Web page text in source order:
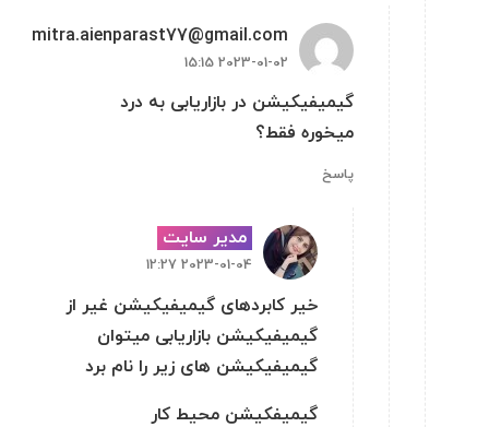
mitra.aienparast77@gmail.com
2023-01-02 15:15
گیمیفیکیشن در بازاریابی به درد
میخوره فقط؟
پاسخ
مدیر سایت
2023-01-04 12:27
خیر کابردهای گیمیفیکیشن غیر از
گیمیفیکیشن بازاریابی میتوان
گیمیفیکیشن های زیر را نام برد
گیمیفکیشن محیط کار